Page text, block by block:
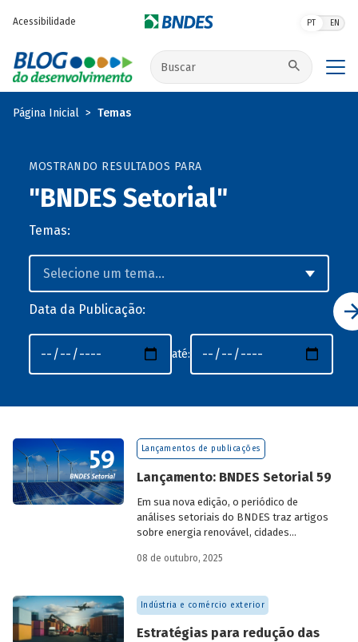
Acessibilidade PT EN
Buscar no site
Página Inicial Temas
MOSTRANDO RESULTADOS PARA
"BNDES Setorial"
Temas:
Data da Publicação:
até:
Lançamentos de publicações
Lançamento: BNDES Setorial 59
Em sua nova edição, o periódico de
análises setoriais do BNDES traz artigos
sobre energia renovável, cidades
urbanos (RSU) e exportação.
08 de outubro, 2025
Indústria e comércio exterior
Estratégias para redução das